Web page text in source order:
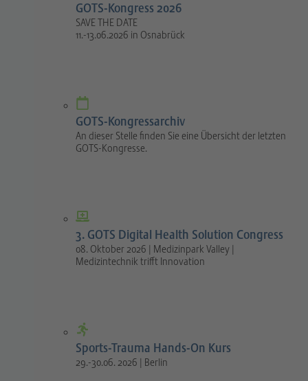
GOTS-Kongress 2026
SAVE THE DATE
11.-13.06.2026 in Osnabrück
GOTS-Kongressarchiv
An dieser Stelle finden Sie eine Übersicht der letzten
GOTS-Kongresse.
3. GOTS Digital Health Solution Congress
08. Oktober 2026 | Medizinpark Valley |
Medizintechnik trifft Innovation
Sports-Trauma Hands-On Kurs
29.-30.06. 2026 | Berlin